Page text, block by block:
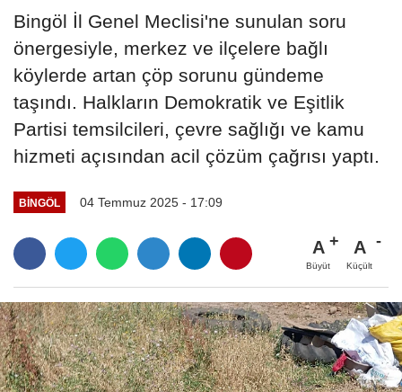
Bingöl İl Genel Meclisi'ne sunulan soru
önergesiyle, merkez ve ilçelere bağlı
köylerde artan çöp sorunu gündeme
taşındı. Halkların Demokratik ve Eşitlik
Partisi temsilcileri, çevre sağlığı ve kamu
hizmeti açısından acil çözüm çağrısı yaptı.
BINGÖL 04 Temmuz 2025 - 17:09
A
Büyüt
A
Küçült